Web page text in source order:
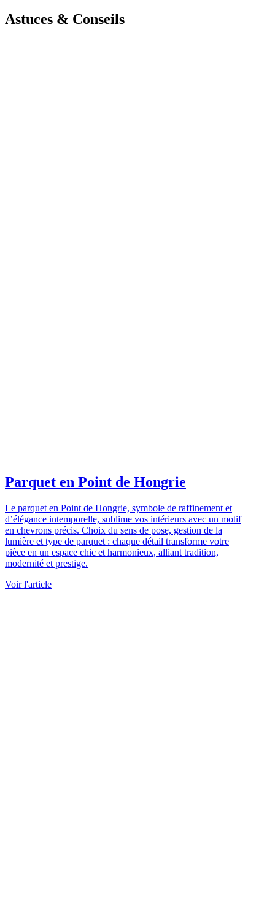
Astuces & Conseils
Parquet en Point de Hongrie
Le parquet en Point de Hongrie, symbole de raffinement et
d’élégance intemporelle, sublime vos intérieurs avec un motif
en chevrons précis. Choix du sens de pose, gestion de la
lumière et type de parquet : chaque détail transforme votre
pièce en un espace chic et harmonieux, alliant tradition,
modernité et prestige.
Voir l'article